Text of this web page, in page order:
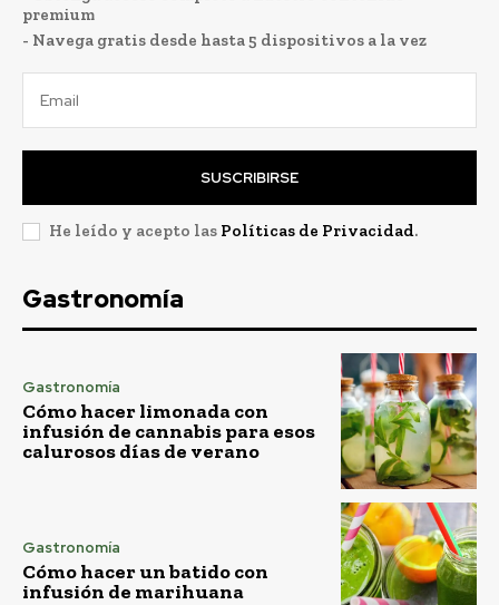
premium
- Navega gratis desde hasta 5 dispositivos a la vez
SUSCRIBIRSE
He leído y acepto las Políticas de Privacidad.
Gastronomía
Gastronomía
Cómo hacer limonada con
infusión de cannabis para esos
calurosos días de verano
Gastronomía
Cómo hacer un batido con
infusión de marihuana